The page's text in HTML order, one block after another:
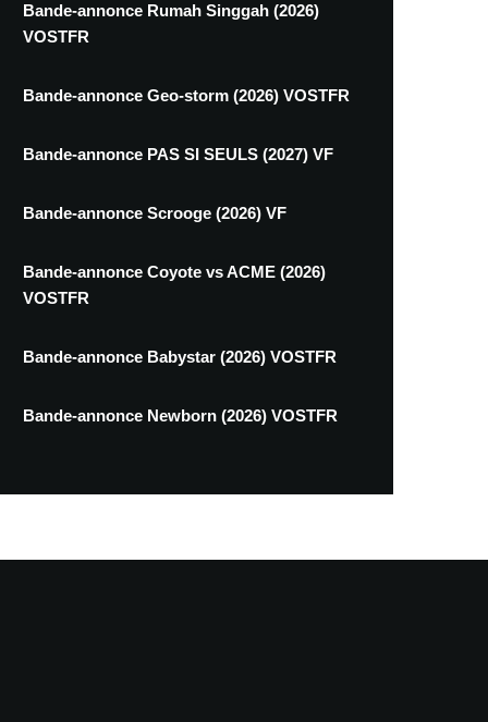
Bande-annonce Rumah Singgah (2026)
VOSTFR
Bande-annonce Geo-storm (2026) VOSTFR
Bande-annonce PAS SI SEULS (2027) VF
Bande-annonce Scrooge (2026) VF
Bande-annonce Coyote vs ACME (2026)
VOSTFR
Bande-annonce Babystar (2026) VOSTFR
Bande-annonce Newborn (2026) VOSTFR